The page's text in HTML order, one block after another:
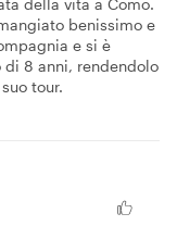
della vita a Como.
benissimo e
e si è
8 anni, rendendolo
tour.